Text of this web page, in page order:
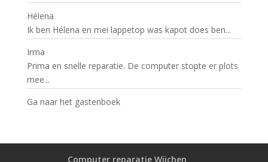
Hélena
Ik ben Hélena en mei lappetop was kapot does ben...
Irma
Prima en snelle reparatie. De computer stopte er plots
mee...
Ga naar het gastenboek
Computer reparatie Wijchen